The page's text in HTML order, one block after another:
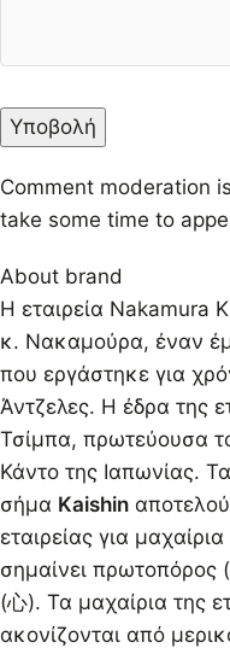
Comment moderation
take some time to
About brand
Η εταιρεία Nakamura
κ. Νακαμούρα, έναν
που εργάστηκε για
Άντζελες. Η έδρα της
Τσίμπα, πρωτεύουσα
Κάντο της Ιαπωνίας.
σήμα Kaishin
εταιρείας για
σημαίνει πρωτοπόρος
(心). Τα μαχαίρια της
ακονίζονται από